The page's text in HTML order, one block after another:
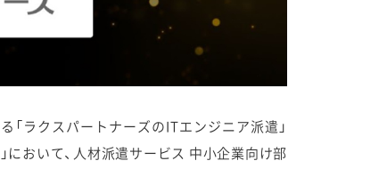
「ラクスパートナーズのITエンジニア派遣」
において、人材派遣サービス 中小企業向け部